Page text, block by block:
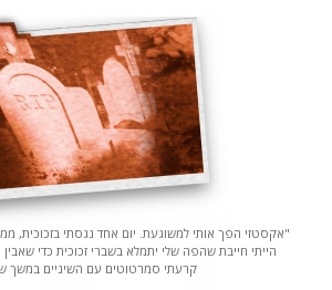
"אקסטזי הפך אותי למשוגעת. יום אחד נגסתי בזכוכית,
הייתי חייבת שהפה שלי יתמלא בשברי זכוכית כדי
קרעתי סמרטוטים עם השיניים במשך